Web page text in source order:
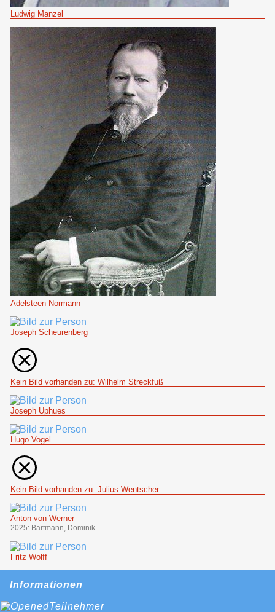
Ludwig Manzel
Adelsteen Normann
Joseph Scheurenberg
Kein Bild vorhanden zu: Wilhelm Streckfuß
Joseph Uphues
Hugo Vogel
Kein Bild vorhanden zu: Julius Wentscher
Anton von Werner
2025: Bartmann, Dominik
Fritz Wolff
Informationen
Teilnehmer